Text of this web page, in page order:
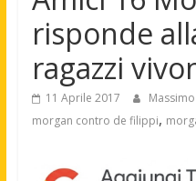
risponde
ragazzi
11 Aprile 2017
morgan contro de filippi,